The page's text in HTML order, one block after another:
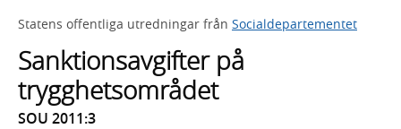
framträder
lista
med
sökförslag
Statens offentliga utredningar från Socialdepartementet
Sanktionsavgifter på
trygghetsområdet
SOU 2011:3